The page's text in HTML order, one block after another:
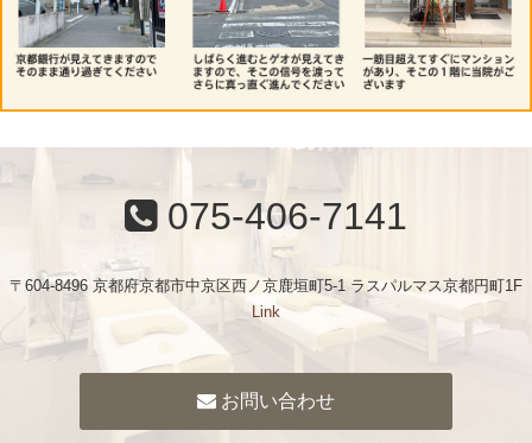
075-406-7141
〒604-8496 京都府京都市中京区西ノ京鹿垣町5-1 ラスパルマス京都円町1F
Link
お問い合わせ